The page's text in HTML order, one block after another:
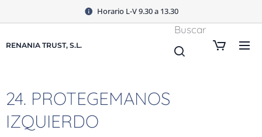
Horario L-V 9.30 a 13.30
RENANIA TRUST, S.L.
Buscar
24. PROTEGEMANOS
IZQUIERDO